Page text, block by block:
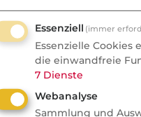
Essenziell (immer
Essenzielle
die einwandfreie
7 Dienste
Webanalyse
Sammlung und